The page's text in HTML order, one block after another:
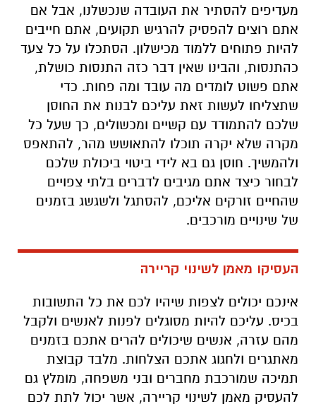
מעדיפים להסתיר את העובדה שנכשלנו, אבל אם
אתם רוצים להפסיק להרגיש תקועים, אתם חייבים
להיות פתוחים ללמוד מכישלון. הסתכלו על כל צעד
כהתנסות, והבינו שאין דבר כזה התנסות כושלת,
אתם פשוט לומדים מה עובד ומה פחות. כדי
שתצליחו לעשות זאת עליכם לבנות את החוסן
שלכם להתמודד עם קשיים ומכשולים, כך שעל כל
מקרה שלא יקרה תוכלו להתאושש מהר, להתאפס
ולהמשיך. חוסן גם בא לידי ביטוי ביכולת שלכם
לבחור כיצד אתם מגיבים לדברים בלתי צפויים
שהחיים זורקים אליכם, להסתגל ולשגשג בזמנים
של שינויים מורכבים.
העסיקו מאמן לשינוי קריירה
אינכם יכולים לצפות שיהיו לכם את כל התשובות
בכיס. עליכם להיות מסוגלים לפנות לאנשים ולקבל
מהם עזרה, אנשים שיכולים להרים אתכם בזמנים
מאתגרים ולחגוג אתכם הצלחות. מלבד קבוצת
תמיכה שמורכבת מחברים ובני משפחה, מומלץ גם
להעסיק מאמן לשינוי קריירה, אשר יכול לתת לכם